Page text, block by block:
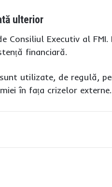
ulterior
Executiv al
financiară.
utilizate, de regulă,
în fața crizelor externe.